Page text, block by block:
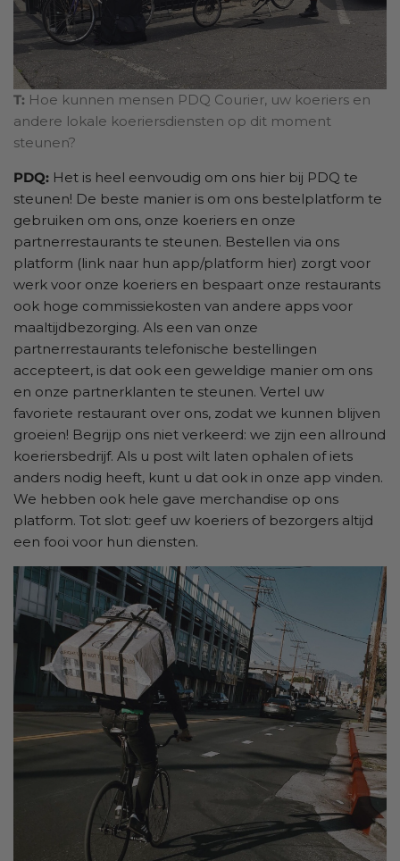
T: Hoe kunnen mensen PDQ Courier, uw koeriers en
andere lokale koeriersdiensten op dit moment
steunen?
PDQ: Het is heel eenvoudig om ons hier bij PDQ te
steunen! De beste manier is om ons bestelplatform te
gebruiken om ons, onze koeriers en onze
partnerrestaurants te steunen. Bestellen via ons
platform (link naar hun app/platform hier) zorgt voor
werk voor onze koeriers en bespaart onze restaurants
ook hoge commissiekosten van andere apps voor
maaltijdbezorging. Als een van onze
partnerrestaurants telefonische bestellingen
accepteert, is dat ook een geweldige manier om ons
en onze partnerklanten te steunen. Vertel uw
favoriete restaurant over ons, zodat we kunnen blijven
groeien! Begrijp ons niet verkeerd: we zijn een allround
koeriersbedrijf. Als u post wilt laten ophalen of iets
anders nodig heeft, kunt u dat ook in onze app vinden.
We hebben ook hele gave merchandise op ons
platform. Tot slot: geef uw koeriers of bezorgers altijd
een fooi voor hun diensten.